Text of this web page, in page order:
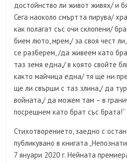
достойнство ли живот живях/ и
Сега наоколо смъртта пирува/
как полагат със очи склопени/
бием люто, мрем,/ за своя чест
се разберем, /да живеем като
таз земя една,/ в която свойте
както майчица една/ тя ще ни
ще ли свърши с таз злина,/ да
войната,/ да можем там – в
посрещнем като брат със брата!“
Стихотворението, заедно с
публикувано в книгата
7 януари 2020 г. Нейната